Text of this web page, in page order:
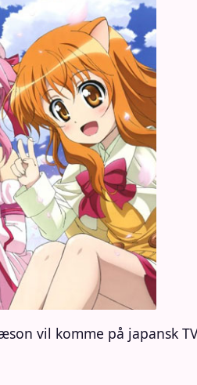
vil komme på japansk